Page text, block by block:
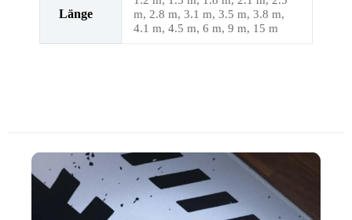
Länge
m, 2.8 m, 3.1 m, 3.5 m, 3.8 m,
4.1 m, 4.5 m, 6 m, 9 m, 15 m